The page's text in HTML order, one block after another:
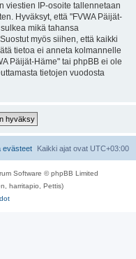
viestien IP-osoite tallennetaan
Hyväksyt, että "FVWA Päijät-
mikä tahansa
myös siihen, että kaikki
tietoa ei anneta kolmannelle
Päijät-Häme" tai phpBB ei ole
tietojen vuodosta
Kaikki ajat ovat UTC+03:00
evästeet
Software © phpBB Limited
harritapio, Pettis)